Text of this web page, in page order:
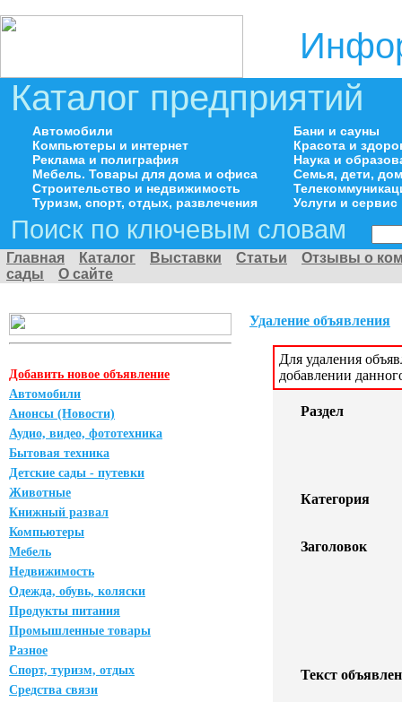
Каталог предприятий
Автомобили
Компьютеры и интернет
Реклама и полиграфия
Мебель. Товары для дома и офиса
Строительство и недвижимость
Туризм, спорт, отдых, развлечения
Бани и сауны
Красота и
Наука и
Семья, дети,
Услуги и сервис
Поиск по ключевым словам
Главная Каталог Выставки Статьи
Отзывы о
сады
О сайте
Добавить новое объявление
Автомобили
Анонсы (Новости)
Аудио, видео, фототехника
Бытовая техника
Детские сады - путевки
Животные
Книжный развал
Компьютеры
Мебель
Недвижимость
Одежда, обувь, коляски
Продукты питания
Промышленные товары
Разное
Спорт, туризм, отдых
Средства связи
Удаление объявления
Для удаления
добавлении
Раздел
Категория
Заголовок
Текст